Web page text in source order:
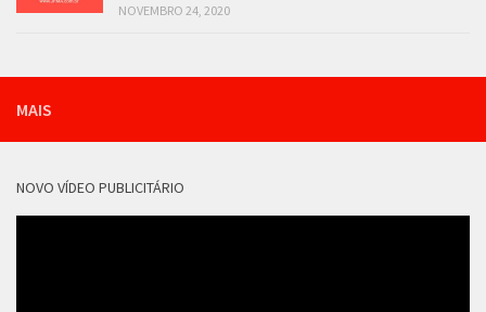
NOVEMBRO 24, 2020
MAIS
NOVO VÍDEO PUBLICITÁRIO